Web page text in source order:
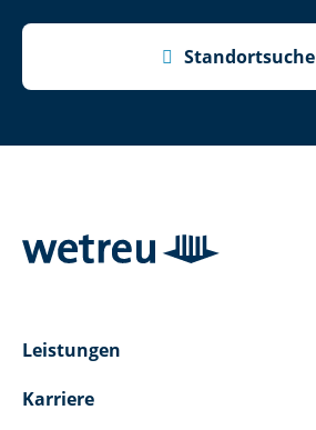
 Standortsuche
Leistungen
Karriere